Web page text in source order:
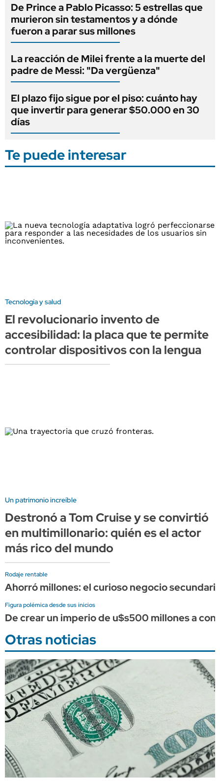
De Prince a Pablo Picasso: 5 estrellas que
murieron sin testamentos y a dónde
fueron a parar sus millones
La reacción de Milei frente a la muerte del
padre de Messi: "Da vergüenza"
El plazo fijo sigue por el piso: cuánto hay
que invertir para generar $50.000 en 30
días
Te puede interesar
Tecnología y salud
El revolucionario invento de
accesibilidad: la placa que te permite
controlar dispositivos con la lengua
Un patrimonio increíble
Destronó a Tom Cruise y se convirtió
en multimillonario: quién es el actor
más rico del mundo
Rodaje rentable
Ahorró millones: el curioso negocio
Figura polémica desde sus inicios
De crear un imperio de u$s500 millones a
Otras noticias